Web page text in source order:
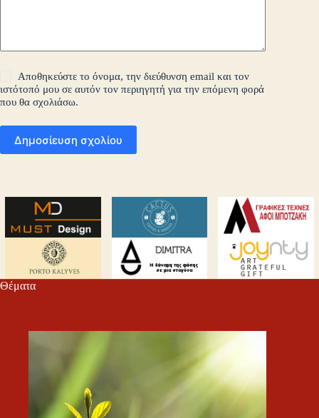
Αποθηκεύστε το όνομα, την διεύθυνση email και τον
ιστότοπό μου σε αυτόν τον περιηγητή για την επόμενη φορά
που θα σχολιάσω.
Δημοσίευση σχολίου
Θέματα